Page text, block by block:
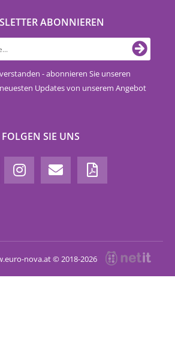
ABONNIEREN
- abonnieren Sie unseren
Updates von unserem Angebot
FOLGEN SIE UNS
nova.at © 2018-2026